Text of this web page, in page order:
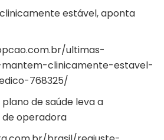
estável, aponta
ultimas-
clinicamente-estavel-
768325/
de saúde leva a
de operadora